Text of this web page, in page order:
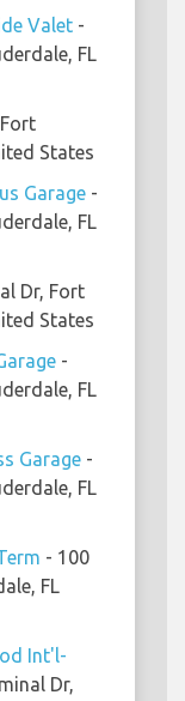
Valet -
FL
States
Garage -
FL
Dr, Fort
States
-
FL
Garage -
FL
- 100
FL
Int'l-
Dr,